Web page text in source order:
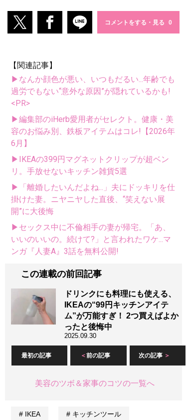
コメントをする・見る
【関連記事】
▶なんか顔色が悪い、いつもだるい...年齢でも
過労でもない“意外な原因”が隠れているかも!
<PR>
▶編集部のiHerb愛用者がセレクト。健康・美
容のお悩み別、鉄板アイテムはコレ!【2026年
6月】
▶IKEAの399円マグネットクリップが超ベン
リ。手放せないキッチン雑貨5選
▶「離婚したいんだよね...」夫にドッキリを仕
掛けた妻。ニヤニヤした直後、“笑えない展
開”に大後悔
▶セックス中に不倫相手の妻が帰宅。「あ、
いいのいいの。続けて?」と言われたワケ...マ
ンガ『人妻A』3話を無料公開!
この連載の前回記事
ドリンクにも料理にも使える、
IKEAの“99円キッチンアイテ
ム”が万能すぎ！ 2つ買えばよか
ったと後悔中
2025.09.30
最初の記事 前の記事 次の記事
美容のツボ＆家事のコツの一覧へ
IKEA キッチンツール